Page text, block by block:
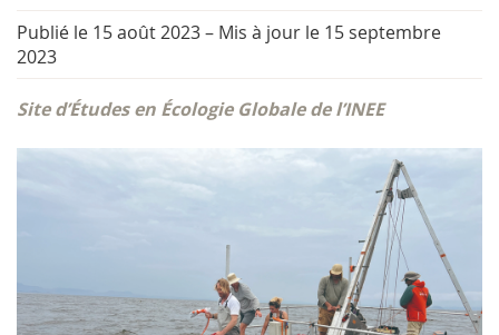
Publié le 15 août 2023– Mis à jour le 15 septembre
2023
Site d’Études en Écologie Globale de l’INEE